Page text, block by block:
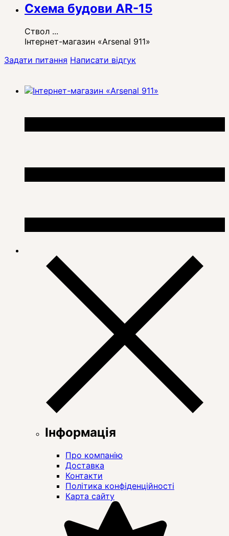
Схема будови AR-15
Ствол ...
Інтернет-магазин «Arsenal 911»
Задати питання Написати відгук
Інформація
Про компанію
Доставка
Контакти
Політика конфіденційності
Карта сайту